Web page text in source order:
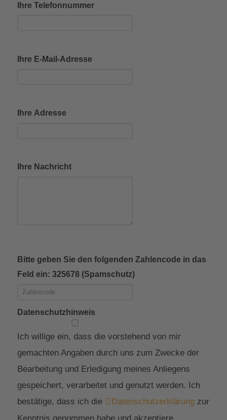
Ihre Telefonnummer
Ihre E-Mail-Adresse
Ihre Adresse
Ihre Nachricht
Bitte geben Sie den folgenden Zahlencode in das
Feld ein: 325678 (Spamschutz)
Datenschutzhinweis
Ich willige ein, dass die vorstehend von mir
gemachten Angaben durch uns zum Zwecke der
Bearbeitung und Erledigung meines Anliegens
gespeichert, verarbeitet und genutzt werden. Ich
bestätige, dass ich die
Datenschutzerklärung zur